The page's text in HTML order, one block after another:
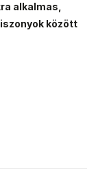
alkalmas,
között